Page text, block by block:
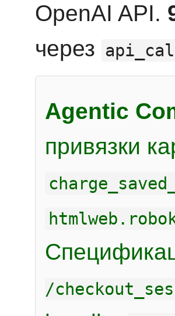
OpenAI API.
через
Agentic
привязки
/